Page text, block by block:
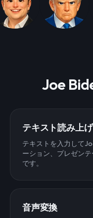
Joe
テキスト読み上げ
テキストを入力して
ーション、プレゼン
です。
音声変換